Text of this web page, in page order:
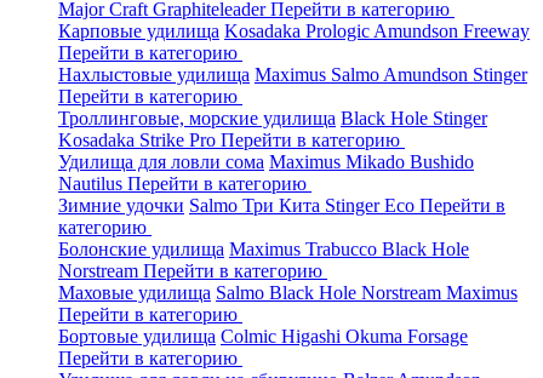
Major Craft GraphiteleaderПерейти в категорию
Карповые удилища Kosadaka Prologic Amundson Freeway
Перейти в категорию
Нахлыстовые удилища Maximus Salmo Amundson Stinger
Перейти в категорию
Троллинговые, морские удилища Black Hole Stinger
Kosadaka Strike Pro Перейти в категорию
Удилища для ловли сома Maximus Mikado Bushido
Nautilus Перейти в категорию
Зимние удочки Salmo Три Кита StingerEco Перейти в
категорию
Болонские удилища Maximus Trabucco Black Hole
Norstream Перейти в категорию
Маховые удилища Salmo Black Hole Norstream Maximus
Перейти в категорию
Бортовые удилища Colmic Higashi Okuma Forsage
Перейти в категорию